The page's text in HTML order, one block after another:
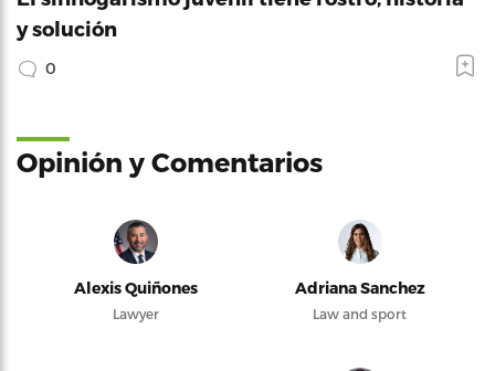
y solución
0
Opinión y Comentarios
Alexis Quiñones
Lawyer
Adriana Sanchez
Law and sport